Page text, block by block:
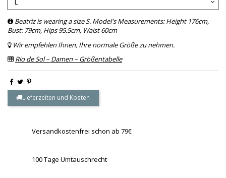
Beatriz is wearing a size S. Model's Measurements: Height 176cm,
Bust: 79cm, Hips 95.5cm, Waist 60cm
Wir empfehlen Ihnen, Ihre normale Größe zu nehmen.
Rio de Sol – Damen – Größentabelle
Lieferzeiten und Kosten
Versandkostenfrei schon ab 79€
100 Tage Umtauschrecht